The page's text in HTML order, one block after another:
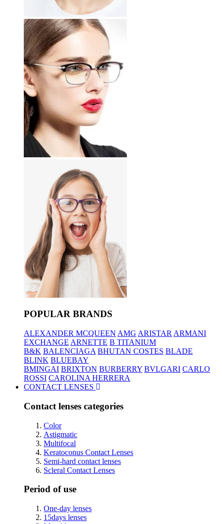
POPULAR BRANDS
ALEXANDER MCQUEEN AMG ARISTAR ARMANI
EXCHANGE ARNETTE B TITANIUM
B&K BALENCIAGA BHUTAN COSTES BLADE
BLINK BLUEBAY
BMINGAI BRIXTON BURBERRY BVLGARI CARLO
ROSSI CAROLINA HERRERA
CONTACT LENSES
Contact lenses categories
Color
Astigmatic
Multifocal
Keratoconus Contact Lenses
Semi-hard contact lenses
Scleral Contact Lenses
Period of use
One-day lenses
15days lenses